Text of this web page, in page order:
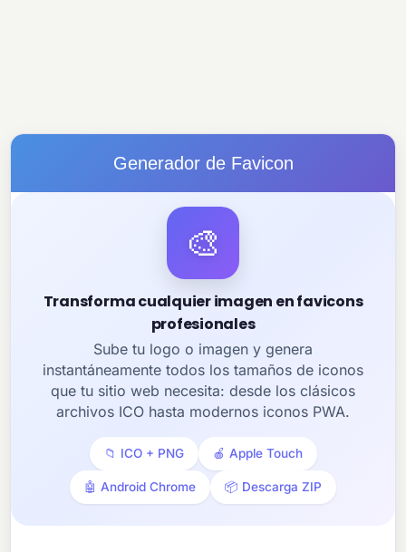
Generador de Favicon
🎨
Transforma cualquier imagen en favicons
profesionales
Sube tu logo o imagen y genera
instantáneamente todos los tamaños de iconos
que tu sitio web necesita: desde los clásicos
archivos ICO hasta modernos iconos PWA.
📁 ICO + PNG 🍎 Apple Touch
🤖 Android Chrome 📦 Descarga ZIP